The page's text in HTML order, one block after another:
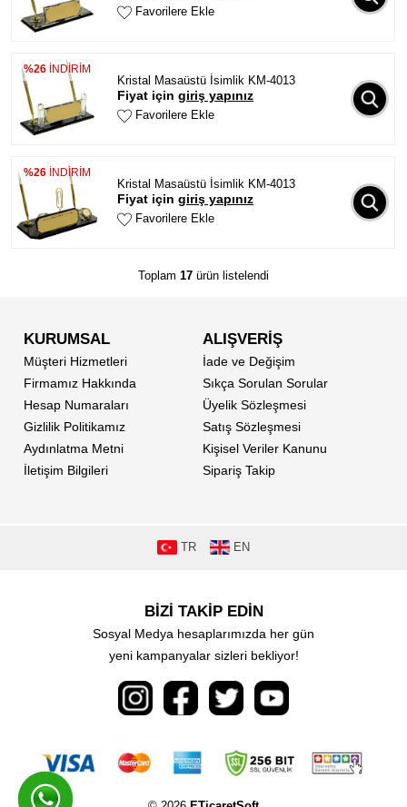
Favorilere Ekle
%26 İNDİRİM
Kristal Masaüstü İsimlik KM-4013
Fiyat için giriş yapınız
Favorilere Ekle
%26 İNDİRİM
Kristal Masaüstü İsimlik KM-4013
Fiyat için giriş yapınız
Favorilere Ekle
Toplam 17 ürün listelendi
KURUMSAL
Müşteri Hizmetleri
Firmamız Hakkında
Hesap Numaraları
Gizlilik Politikamız
Aydınlatma Metni
İletişim Bilgileri
ALIŞVERİŞ
İade ve Değişim
Sıkça Sorulan Sorular
Üyelik Sözleşmesi
Satış Sözleşmesi
Kişisel Veriler Kanunu
Sipariş Takip
TR EN
BİZİ TAKİP EDİN
Sosyal Medya hesaplarımızda her gün
yeni kampanyalar sizleri bekliyor!